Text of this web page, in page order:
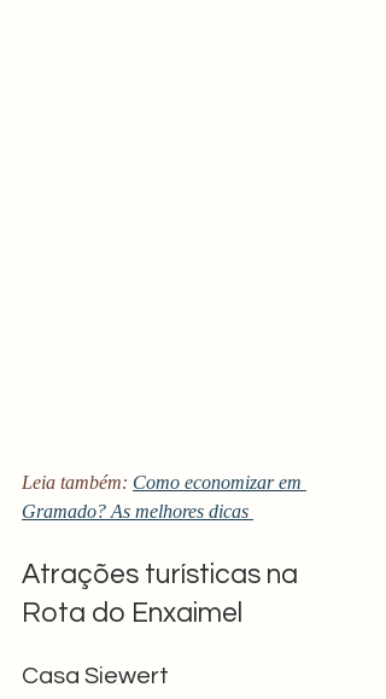
Leia também: Como economizar em
Gramado? As melhores dicas
Atrações turísticas na
Rota do Enxaimel
Casa Siewert